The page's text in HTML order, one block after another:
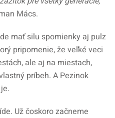
Mács.
mať silu spomienky aj pulz
pripomenie, že veľké veci
ale aj na miestach,
príbeh. A Pezinok
Už čoskoro začneme